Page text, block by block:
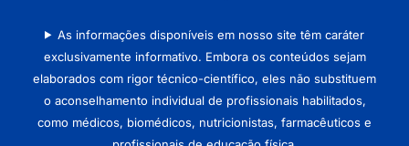
As informações disponíveis em nosso site têm caráter
exclusivamente informativo. Embora os conteúdos sejam
elaborados com rigor técnico-científico, eles não substituem
o aconselhamento individual de profissionais habilitados,
como médicos, biomédicos, nutricionistas, farmacêuticos e